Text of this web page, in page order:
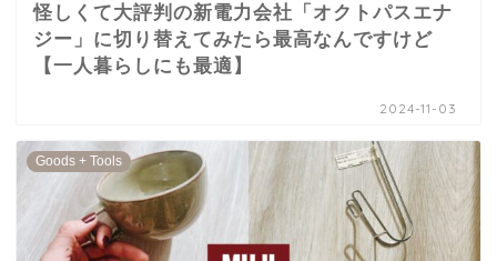
怪しくて大評判の新電力会社「オクトパスエナ
ジー」に切り替えてみたら最高なんですけど
【一人暮らしにも最適】
2024-11-03
Goods + Tools